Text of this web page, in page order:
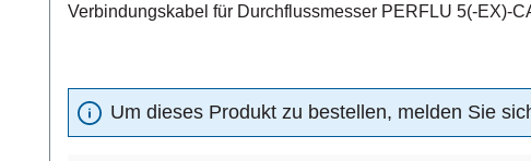
Verbindungskabel für Durchflussmesser PERFLU 5(-EX)-
Um dieses Produkt zu bestellen, melden Sie